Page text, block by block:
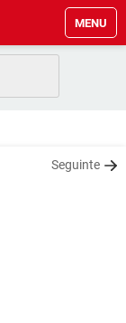
MENU
Seguinte